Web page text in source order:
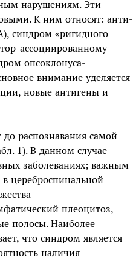
нарушениям. Эти
К ним относят: анти-
синдром «ригидного
ассоциированному
опсоклонуса-
внимание уделяется
новые антигены и
распознавания самой
1). В данном случае
заболеваниях; важным
цереброспинальной
плеоцитоз,
полосы. Наиболее
что синдром является
наличия